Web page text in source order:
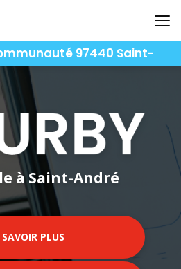
62 62 91-06 92 94 94
97440 Saint-
à Saint-André
PLUS